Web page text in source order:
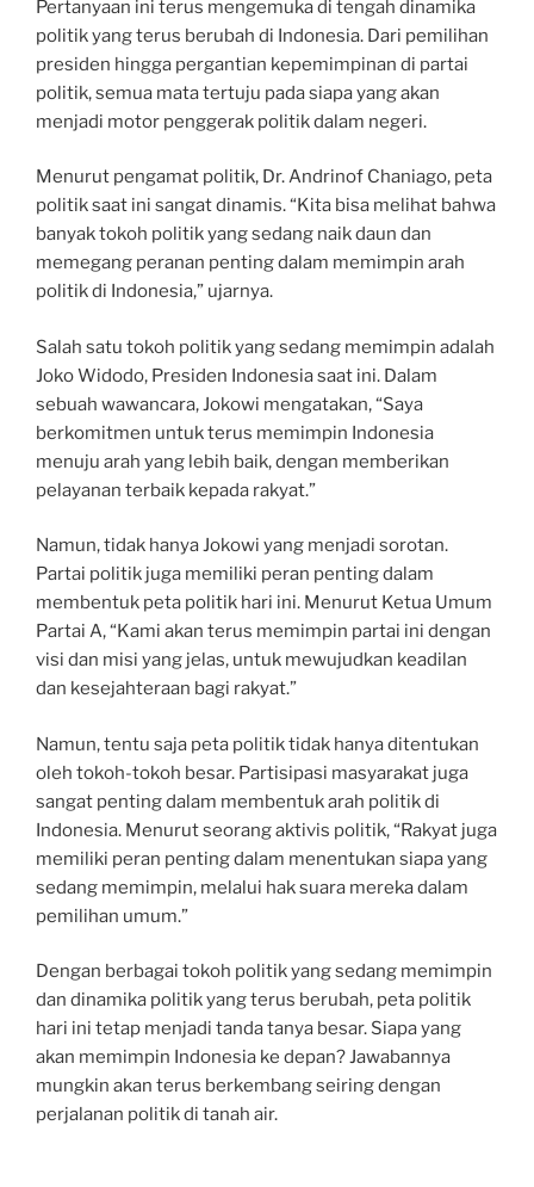
Pertanyaan ini terus mengemuka di tengah dinamika
politik yang terus berubah di Indonesia. Dari pemilihan
presiden hingga pergantian kepemimpinan di partai
politik, semua mata tertuju pada siapa yang akan
menjadi motor penggerak politik dalam negeri.
Menurut pengamat politik, Dr. Andrinof Chaniago, peta
politik saat ini sangat dinamis. “Kita bisa melihat bahwa
banyak tokoh politik yang sedang naik daun dan
memegang peranan penting dalam memimpin arah
politik di Indonesia,” ujarnya.
Salah satu tokoh politik yang sedang memimpin adalah
Joko Widodo, Presiden Indonesia saat ini. Dalam
sebuah wawancara, Jokowi mengatakan, “Saya
berkomitmen untuk terus memimpin Indonesia
menuju arah yang lebih baik, dengan memberikan
pelayanan terbaik kepada rakyat.”
Namun, tidak hanya Jokowi yang menjadi sorotan.
Partai politik juga memiliki peran penting dalam
membentuk peta politik hari ini. Menurut Ketua Umum
Partai A, “Kami akan terus memimpin partai ini dengan
visi dan misi yang jelas, untuk mewujudkan keadilan
dan kesejahteraan bagi rakyat.”
Namun, tentu saja peta politik tidak hanya ditentukan
oleh tokoh-tokoh besar. Partisipasi masyarakat juga
sangat penting dalam membentuk arah politik di
Indonesia. Menurut seorang aktivis politik, “Rakyat juga
memiliki peran penting dalam menentukan siapa yang
sedang memimpin, melalui hak suara mereka dalam
pemilihan umum.”
Dengan berbagai tokoh politik yang sedang memimpin
dan dinamika politik yang terus berubah, peta politik
hari ini tetap menjadi tanda tanya besar. Siapa yang
akan memimpin Indonesia ke depan? Jawabannya
mungkin akan terus berkembang seiring dengan
perjalanan politik di tanah air.